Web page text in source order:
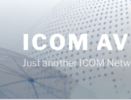
ICOM
Just another ICOM